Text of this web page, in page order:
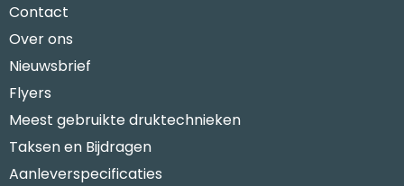
Contact
Over ons
Nieuwsbrief
Flyers
Meest gebruikte druktechnieken
Taksen en Bijdragen
Aanleverspecificaties